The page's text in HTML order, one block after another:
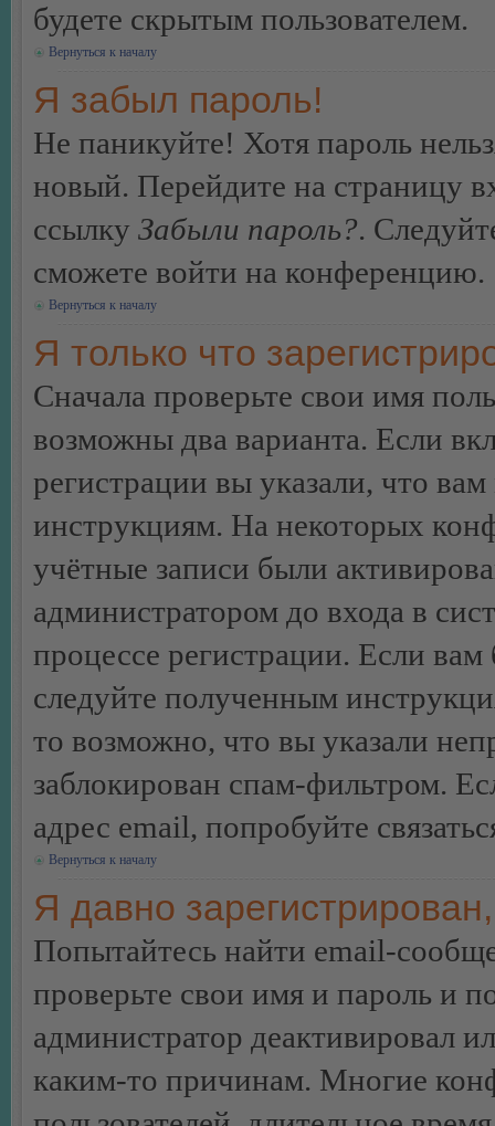
будете скрытым пользователем.
Вернуться к началу
Я забыл пароль!
Не паникуйте! Хотя пароль
новый. Перейдите на страницу
ссылку Забыли пароль?.
сможете войти на конференцию.
Вернуться к началу
Я только что
Сначала проверьте свои имя
возможны два варианта. Если
регистрации вы указали, что
инструкциям. На некоторых
учётные записи были
администратором до входа в
процессе регистрации. Если
следуйте полученным
то возможно, что вы указали
заблокирован спам-фильтром.
адрес email, попробуйте
Вернуться к началу
Я давно
Попытайтесь найти email-
проверьте свои имя и пароль и
администратор деактивировал
каким-то причинам. Многие